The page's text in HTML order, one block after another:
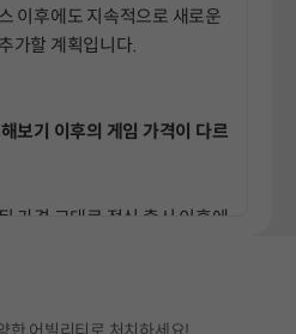
이후에도 지속적으로 새로운
가할 계획입니다.
보기 이후의 게임 가격이 다르
가격 그대로 정식 출시 이후에